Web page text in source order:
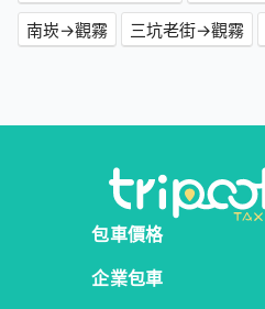
南崁→觀霧
三坑老街→觀霧
包車價格
企業包車